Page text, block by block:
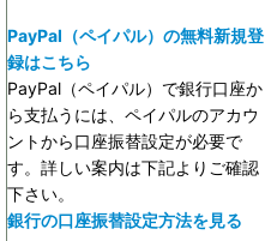
PayPal（ペイパル）の無料新規登
録はこちら
PayPal（ペイパル）で銀行口座か
ら支払うには、ペイパルのアカウ
ントから口座振替設定が必要で
す。詳しい案内は下記よりご確認
下さい。
銀行の口座振替設定方法を見る